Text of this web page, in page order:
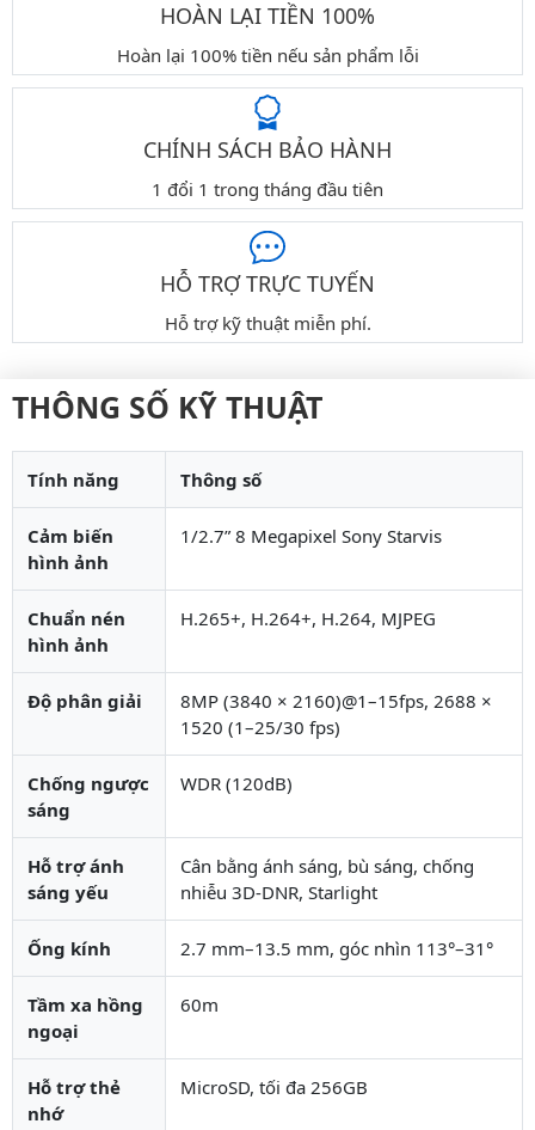
HOÀN LẠI TIỀN 100%
Hoàn lại 100% tiền nếu sản phẩm lỗi
CHÍNH SÁCH BẢO HÀNH
1 đổi 1 trong tháng đầu tiên
HỖ TRỢ TRỰC TUYẾN
Hỗ trợ kỹ thuật miễn phí.
THÔNG SỐ KỸ THUẬT
Tính năng Thông số
Cảm biến
hình ảnh
1/2.7” 8 Megapixel Sony Starvis
Chuẩn nén
hình ảnh
H.265+, H.264+, H.264, MJPEG
Độ phân giải
8MP (3840 × 2160)@1–15fps, 2688 ×
1520 (1–25/30 fps)
Chống ngược
sáng
WDR (120dB)
Hỗ trợ ánh
sáng yếu
Cân bằng ánh sáng, bù sáng, chống
nhiễu 3D-DNR, Starlight
Ống kính 2.7 mm–13.5 mm, góc nhìn 113°–31°
Tầm xa hồng
ngoại
60m
Hỗ trợ thẻ
nhớ
MicroSD, tối đa 256GB